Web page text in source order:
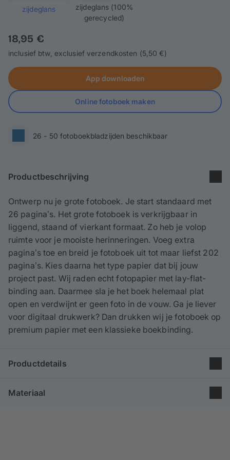
zijdeglans
zijdeglans (100%
gerecycled)
18,95 €
inclusief btw, exclusief verzendkosten (5,50 €)
App downloaden
Online fotoboek maken
26 - 50 fotoboekbladzijden beschikbaar
Productbeschrijving
Ontwerp nu je grote fotoboek. Je start standaard met
26 pagina’s. Het grote fotoboek is verkrijgbaar in
liggend, staand of vierkant formaat. Zo heb je volop
ruimte voor je mooiste herinneringen. Voeg extra
pagina’s toe en breid je fotoboek uit tot maar liefst 202
pagina’s. Kies daarna het type papier dat bij jouw
project past. Wij raden echt fotopapier met lay-flat-
binding aan. Daarmee sla je het boek helemaal plat
open en verdwijnt er geen foto in de vouw. Ga je liever
voor digitaal drukwerk? Dan drukken wij je fotoboek op
premium papier met een klassieke boekbinding.
Productdetails
Formaat: groot 21×21 cm
Materiaal